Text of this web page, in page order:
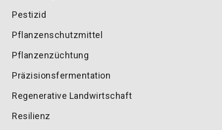
Pestizid
Pflanzenschutzmittel
Pflanzenzüchtung
Präzisionsfermentation
Regenerative Landwirtschaft
Resilienz